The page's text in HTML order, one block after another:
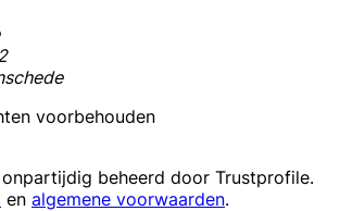
voorbehouden
beheerd door Trustprofile.
en algemene voorwaarden.